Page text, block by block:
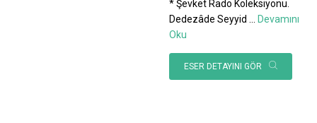
* Şevket Rado Koleksiyonu.
Dedezâde Seyyid
Devamını
Oku
ESER DETAYINI GÖR